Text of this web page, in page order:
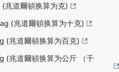
兆道爾頓换算为克)
(兆道爾頓换算为十克)
(兆道爾頓换算为百克)
(兆道爾頓换算为公斤 （千